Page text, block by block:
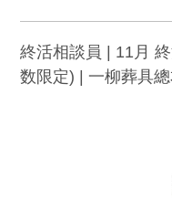
終活相談員 | 11月
数限定) | 一柳葬具